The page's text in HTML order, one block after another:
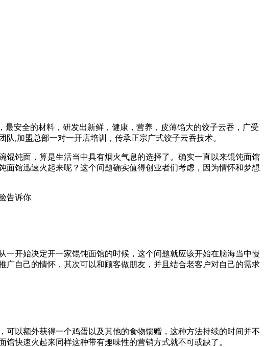
最安全的材料，研发出新鲜，健康，营养，皮薄馅大的饺子云吞，广受
,加盟总部一对一开店培训，传承正宗广式饺子云吞技术。
饨面，算是生活当中具有烟火气息的选择了。确实一直以来馄饨面馆
馆迅速火起来呢？这个问题确实值得创业者们考虑，因为情怀和梦想
开始决定开一家馄饨面馆的时候，这个问题就应该开始在脑海当中慢
自己的情怀，其次可以和顾客做朋友，并且结合老客户对自己的需求
以额外获得一个鸡蛋以及其他的食物馈赠，这种方法持续的时间并不
快速火起来同样这种带有趣味性的营销方式就不可或缺了。